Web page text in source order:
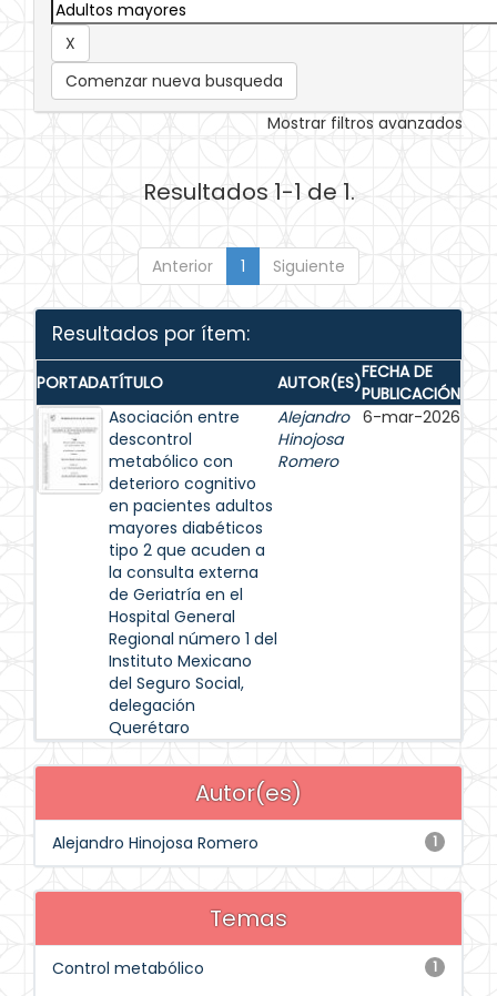
Comenzar nueva busqueda
Mostrar filtros avanzados
Resultados 1-1 de 1.
Anterior 1 Siguiente
Resultados por ítem:
PORTADATÍTULO AUTOR(ES)FECHA DE
PUBLICACIÓN
Asociación entre
descontrol
metabólico con
deterioro cognitivo
en pacientes adultos
mayores diabéticos
tipo 2 que acuden a
la consulta externa
de Geriatría en el
Hospital General
Regional número 1 del
Instituto Mexicano
del Seguro Social,
delegación
Querétaro
Alejandro
Hinojosa
Romero
6-mar-2026
Autor(es)
1
Alejandro Hinojosa Romero
Temas
1
Control metabólico